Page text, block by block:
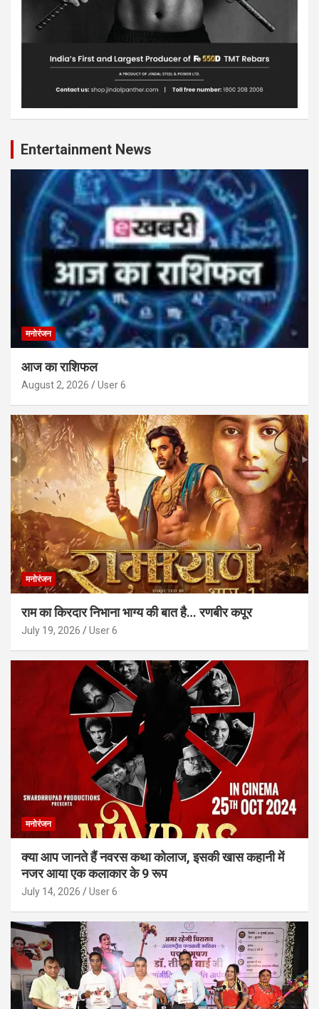
Entertainment News
मनोरंजन
आज का राशिफल
August 2, 2026 User 6
मनोरंजन
राम का किरदार निभाना भाग्य की बात है… रणबीर कपूर
July 19, 2026 User 6
मनोरंजन
क्या आप जानते हैं नवरस कथा कोलाज, इसकी खास कहानी में
नजर आया एक कलाकार के 9 रूप
July 14, 2026 User 6